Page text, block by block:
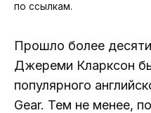
по ссылкам.
Прошло более
Джереми Кларксон
популярного
Gear. Тем не менее,